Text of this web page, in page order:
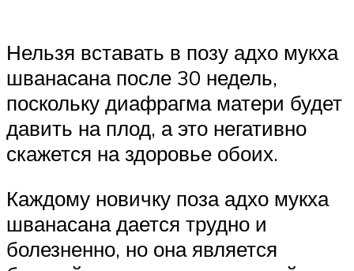
Нельзя вставать в позу адхо мукха
шванасана после 30 недель,
поскольку диафрагма матери будет
давить на плод, а это негативно
скажется на здоровье обоих.
Каждому новичку поза адхо мукха
шванасана дается трудно и
болезненно, но она является